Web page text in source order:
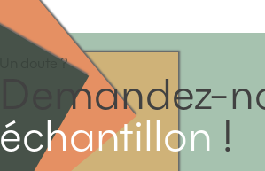
Un doute ?
Demandez-
échantillon !